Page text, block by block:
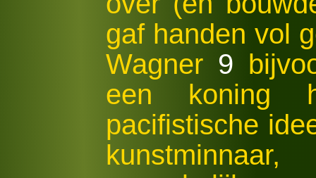
gaf handen vol
Wagner 9
een koning
pacifistische